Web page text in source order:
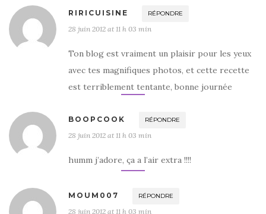
RIRICUISINE RÉPONDRE
28 juin 2012 at 11 h 03 min
Ton blog est vraiment un plaisir pour les yeux
avec tes magnifiques photos, et cette recette
est terriblement tentante, bonne journée
BOOPCOOK RÉPONDRE
28 juin 2012 at 11 h 03 min
humm j’adore, ça a l’air extra !!!!
MOUM007 RÉPONDRE
28 juin 2012 at 11 h 03 min